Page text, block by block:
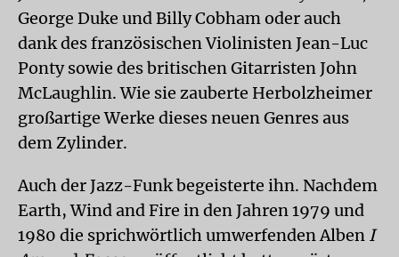
George Duke und Billy Cobham oder auch
dank des französischen Violinisten Jean-Luc
Ponty sowie des britischen Gitarristen John
McLaughlin. Wie sie zauberte Herbolzheimer
großartige Werke dieses neuen Genres aus
dem Zylinder.
Auch der Jazz-Funk begeisterte ihn. Nachdem
Earth, Wind and Fire in den Jahren 1979 und
1980 die sprichwörtlich umwerfenden Alben I